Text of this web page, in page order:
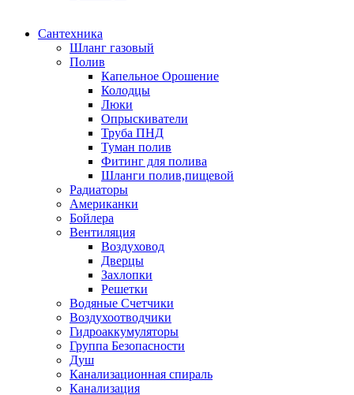
Сантехника
Шланг газовый
Полив
Капельное Орошение
Колодцы
Люки
Опрыскиватели
Труба ПНД
Туман полив
Фитинг для полива
Шланги полив,пищевой
Радиаторы
Американки
Бойлера
Вентиляция
Воздуховод
Дверцы
Захлопки
Решетки
Водяные Счетчики
Воздухоотводчики
Гидроаккумуляторы
Группа Безопасности
Душ
Канализационная спираль
Канализация